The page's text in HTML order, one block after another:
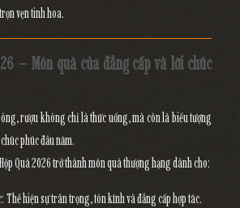
vẹn tinh hoa.
– Món quà của đẳng cấp và lời chúc
rượu không chỉ là thức uống, mà còn làbiểu tượng
phúc đầu năm.
Quà 2026trở thànhmón quà thượng hạngdành cho:
Thể hiện sự trân trọng, tôn kính và đẳng cấp hợp tác.